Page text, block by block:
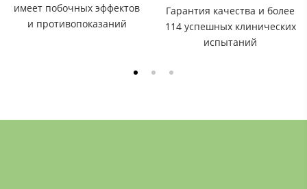
имеет побочных эффектов
и противопоказаний
Гарантия качества и более
114 успешных клинических
испытаний